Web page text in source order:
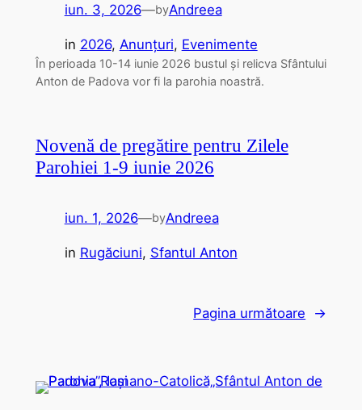
iun. 3, 2026—byAndreea
in 2026, Anunțuri, Evenimente
În perioada 10-14 iunie 2026 bustul și relicva Sfântului
Anton de Padova vor fi la parohia noastră.
Novenă de pregătire pentru Zilele
Parohiei 1-9 iunie 2026
iun. 1, 2026—byAndreea
in Rugăciuni, Sfantul Anton
Pagina următoare →